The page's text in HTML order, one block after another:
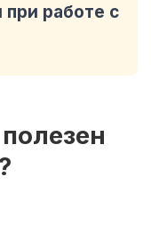
при работе с